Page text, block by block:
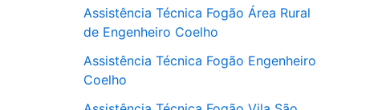
Assistência Técnica Fogão Área Rural
de Engenheiro Coelho
Assistência Técnica Fogão Engenheiro
Coelho